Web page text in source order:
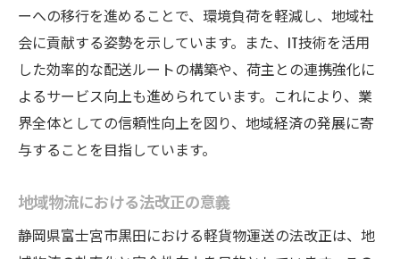
地域密着型サービスの拡大と展望
法改正を受けた新たなビジネスモデル
黒田での軽貨物運送の未来を占う
ーへの移行を進めることで、環境負荷を軽減し、地域社
会に貢献する姿勢を示しています。また、IT技術を活用
した効率的な配送ルートの構築や、荷主との連携強化に
よるサービス向上も進められています。これにより、業
界全体としての信頼性向上を図り、地域経済の発展に寄
与することを目指しています。
地域物流における法改正の意義
静岡県富士宮市黒田における軽貨物運送の法改正は、地